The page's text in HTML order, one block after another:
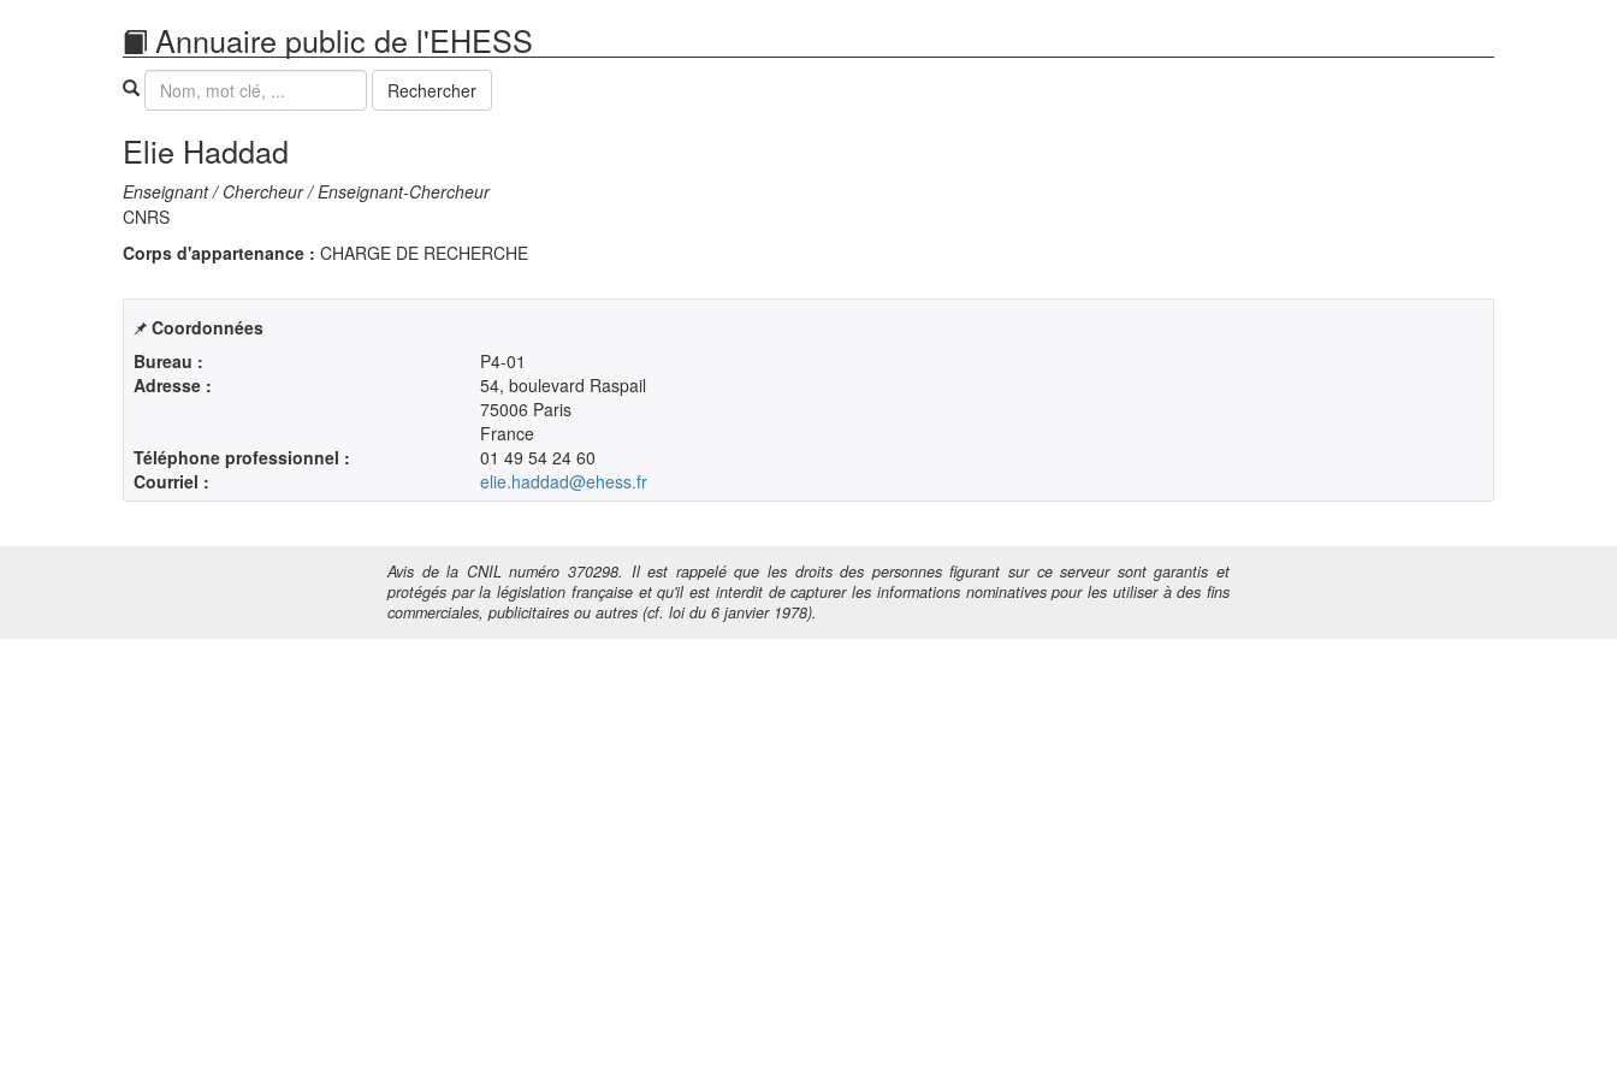
Annuaire public de l'EHESS
Recherche Rechercher
Elie Haddad
Enseignant / Chercheur / Enseignant-Chercheur
CNRS
Corps d'appartenance : CHARGE DE RECHERCHE
Coordonnées
Bureau :
P4-01
Adresse :
54, boulevard Raspail
75006 Paris
France
Téléphone professionnel :
01 49 54 24 60
Courriel :
elie.haddad@ehess.fr
Avis de la CNIL numéro 370298. Il est rappelé que les droits des personnes figurant sur ce serveur sont garantis et
protégés par la législation française et qu'il est interdit de capturer les informations nominatives pour les utiliser à des fins
commerciales, publicitaires ou autres (cf. loi du 6 janvier 1978).